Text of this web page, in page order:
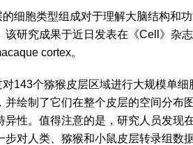
的细胞类型组成对于理解大脑结构和
该研究成果于近日发表在《Cell》杂
cortex。
143个猕猴皮层区域进行大规模单
并绘制了它们在整个皮层的空间分布
异性。值得注意的是，研究人员发现
步对人类、猕猴和小鼠皮层转录组数